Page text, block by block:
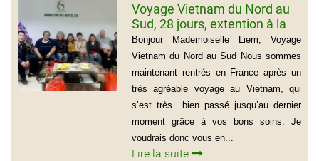
Voyage Vietnam du Nord au
Sud, 28 jours, extention à la
plage de Muine du groupe de
Mr Thierry Voinier
Bonjour Mademoiselle Liem, Voyage
Vietnam du Nord au Sud Nous sommes
maintenant rentrés en France après un
très agréable voyage au Vietnam, qui
s’est très bien passé jusqu’au dernier
moment grâce à vos bons soins. Je
voudrais donc vous en...
Lire la suite